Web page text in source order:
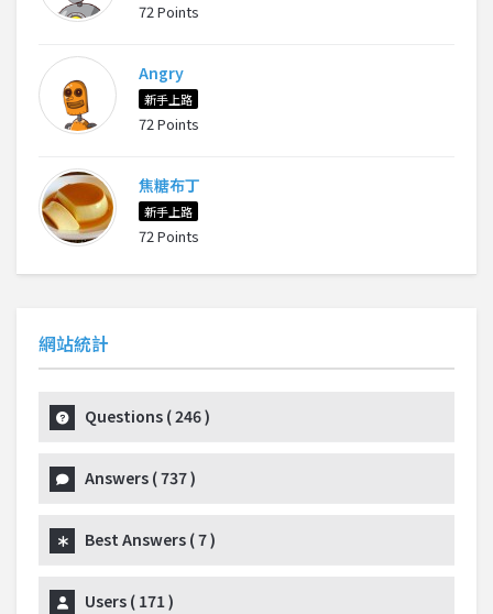
72 Points
Angry
新手上路
72 Points
焦糖布丁
新手上路
72 Points
網站統計
Questions (246)
Answers (737)
Best Answers (7)
Users ( 171)